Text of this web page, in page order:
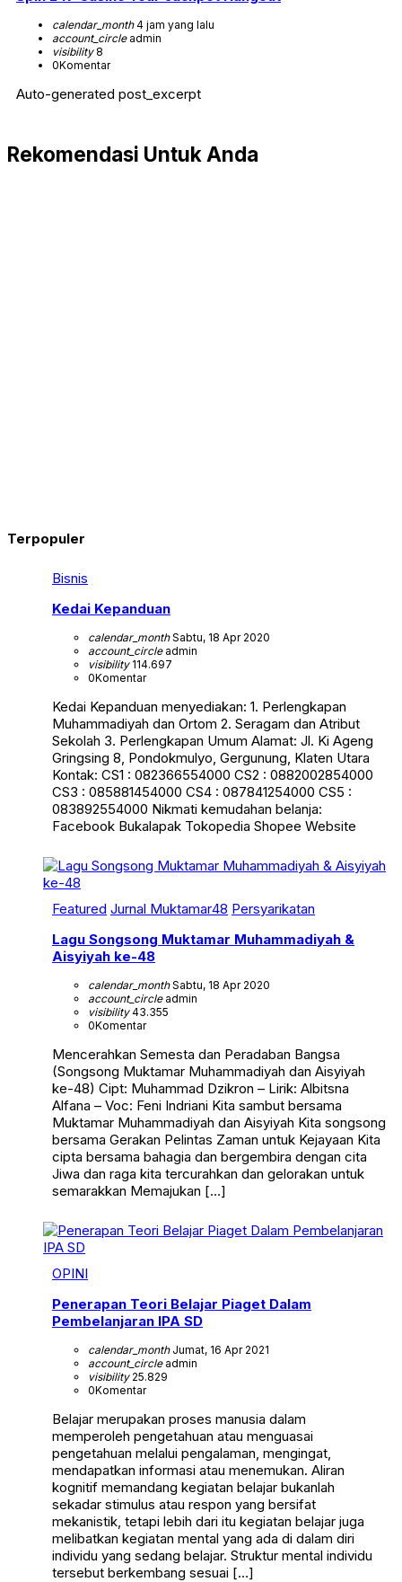
calendar_month4 jam yang lalu
account_circleadmin
visibility8
0Komentar
Auto-generated post_excerpt
Rekomendasi Untuk Anda
Terpopuler
Bisnis
Kedai Kepanduan
calendar_monthSabtu, 18 Apr 2020
account_circleadmin
visibility114.697
0Komentar
Kedai Kepanduan menyediakan: 1. Perlengkapan
Muhammadiyah dan Ortom 2. Seragam dan Atribut
Sekolah 3. Perlengkapan Umum Alamat: Jl. Ki Ageng
Gringsing 8, Pondokmulyo, Gergunung, Klaten Utara
Kontak: CS1 : 082366554000 CS2 : 0882002854000
CS3 : 085881454000 CS4 : 087841254000 CS5 :
083892554000 Nikmati kemudahan belanja:
Facebook Bukalapak Tokopedia Shopee Website
Featured Jurnal Muktamar48 Persyarikatan
Lagu Songsong Muktamar Muhammadiyah &
Aisyiyah ke-48
calendar_monthSabtu, 18 Apr 2020
account_circleadmin
visibility43.355
0Komentar
Mencerahkan Semesta dan Peradaban Bangsa
(Songsong Muktamar Muhammadiyah dan Aisyiyah
ke-48) Cipt: Muhammad Dzikron – Lirik: Albitsna
Alfana – Voc: Feni Indriani Kita sambut bersama
Muktamar Muhammadiyah dan Aisyiyah Kita songsong
bersama Gerakan Pelintas Zaman untuk Kejayaan Kita
cipta bersama bahagia dan bergembira dengan cita
Jiwa dan raga kita tercurahkan dan gelorakan untuk
semarakkan Memajukan […]
OPINI
Penerapan Teori Belajar Piaget Dalam
Pembelanjaran IPA SD
calendar_monthJumat, 16 Apr 2021
account_circleadmin
visibility25.829
0Komentar
Belajar merupakan proses manusia dalam
memperoleh pengetahuan atau menguasai
pengetahuan melalui pengalaman, mengingat,
mendapatkan informasi atau menemukan. Aliran
kognitif memandang kegiatan belajar bukanlah
sekadar stimulus atau respon yang bersifat
mekanistik, tetapi lebih dari itu kegiatan belajar juga
melibatkan kegiatan mental yang ada di dalam diri
individu yang sedang belajar. Struktur mental individu
tersebut berkembang sesuai […]